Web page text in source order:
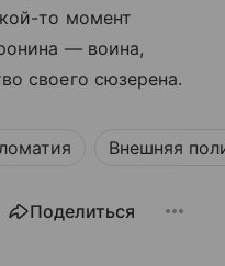
то момент
— воина,
своего сюзерена.
Внешняя
Поделиться